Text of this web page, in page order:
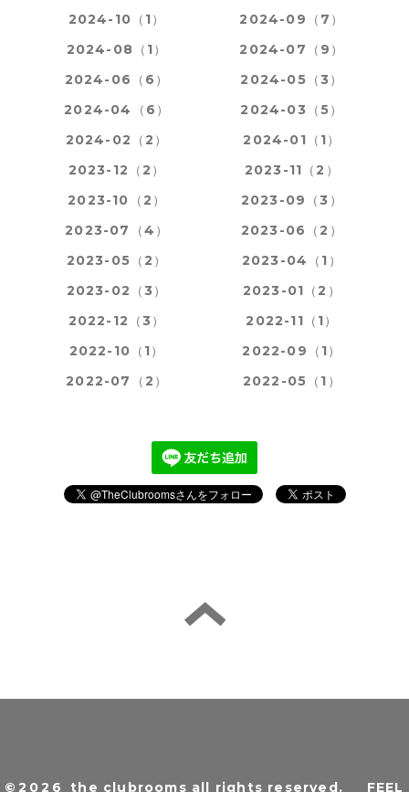
2024-10（1）
2024-09（7）
2024-08（1）
2024-07（9）
2024-06（6）
2024-05（3）
2024-04（6）
2024-03（5）
2024-02（2）
2024-01（1）
2023-12（2）
2023-11（2）
2023-10（2）
2023-09（3）
2023-07（4）
2023-06（2）
2023-05（2）
2023-04（1）
2023-02（3）
2023-01（2）
2022-12（3）
2022-11（1）
2022-10（1）
2022-09（1）
2022-07（2）
2022-05（1）
©2026 the clubrooms all rights reserved. FEEL